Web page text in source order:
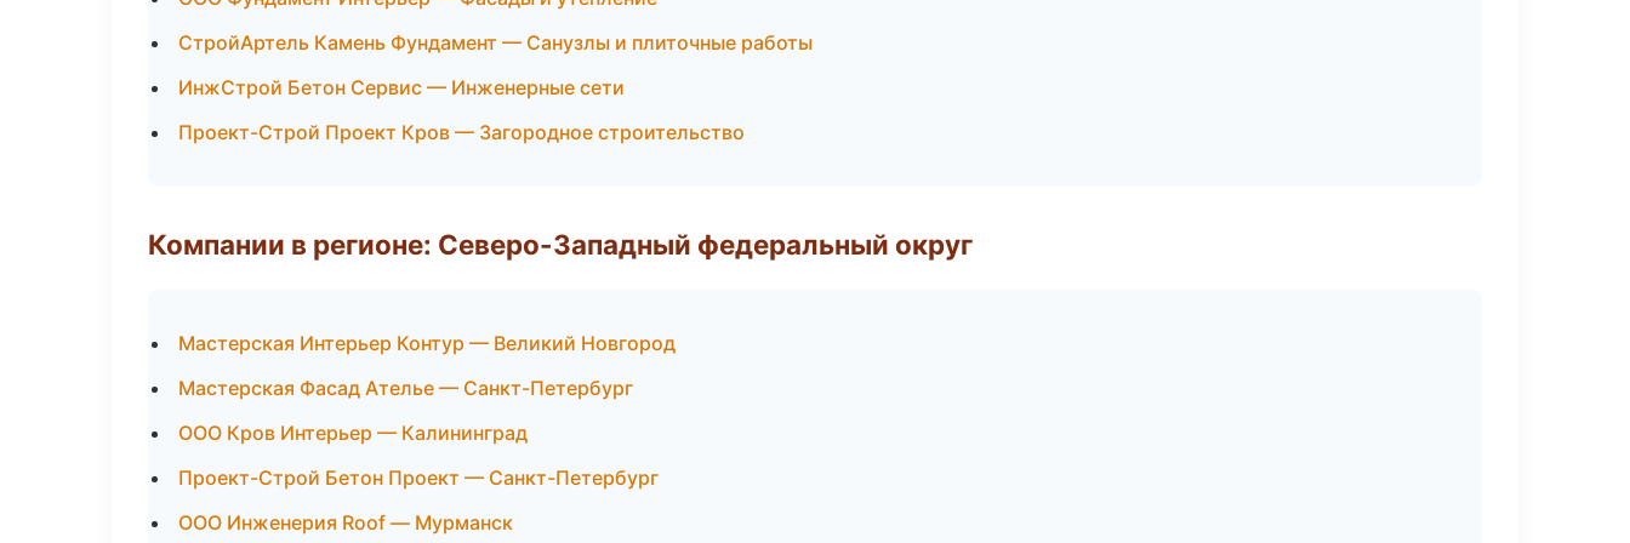
СтройАртель Камень Фундамент — Санузлы и плиточные работы
ИнжСтрой Бетон Сервис — Инженерные сети
Проект-Строй Проект Кров — Загородное строительство
Компании в регионе: Северо-Западный федеральный округ
Мастерская Интерьер Контур — Великий Новгород
Мастерская Фасад Ателье — Санкт-Петербург
ООО Кров Интерьер — Калининград
Проект-Строй Бетон Проект — Санкт-Петербург
ООО Инженерия Roof — Мурманск